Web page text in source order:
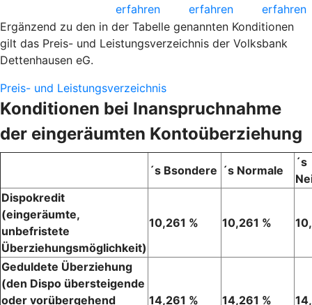
erfahren
erfahren
erfahren
Ergänzend zu den in der Tabelle genannten Konditionen
gilt das Preis- und Leistungsverzeichnis der Volksbank
Dettenhausen eG.
Preis- und Leistungsverzeichnis
Konditionen bei Inanspruchnahme
der eingeräumten Kontoüberziehung
´s Bsondere ´s Normale
´s
Dispokredit
(eingeräumte,
unbefristete
Überziehungsmöglichkeit)
10,261 % 10,261 %
Geduldete Überziehung
(den Dispo übersteigende
oder vorübergehend
14,261 % 14,261 %